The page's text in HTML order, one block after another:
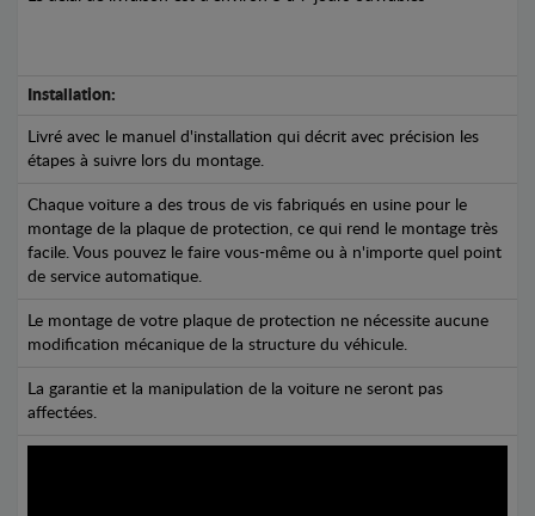
Installation:
Livré avec le manuel d'installation qui décrit avec précision les
étapes à suivre lors du montage.
Chaque voiture a des trous de vis fabriqués en usine pour le
montage de la plaque de protection, ce qui rend le montage très
facile. Vous pouvez le faire vous-même ou à n'importe quel point
de service automatique.
Le montage de votre plaque de protection ne nécessite aucune
modification mécanique de la structure du véhicule.
La garantie et la manipulation de la voiture ne seront pas
affectées.